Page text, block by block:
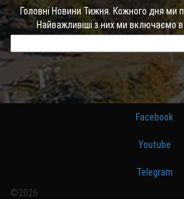
Головні Новини Тижня. Кожного дня ми
Найважливіші з них ми включаємо
Facebook
Youtube
Telegram
©2026